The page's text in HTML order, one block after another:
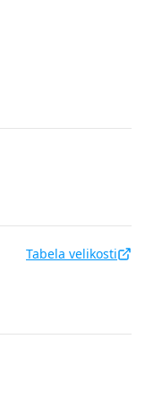
Tabela velikosti